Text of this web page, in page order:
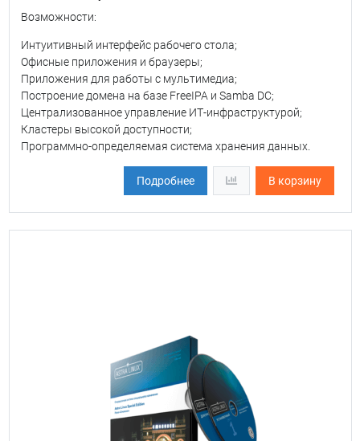
Возможности:
Интуитивный интерфейс рабочего стола;
Офисные приложения и браузеры;
Приложения для работы с мультимедиа;
Построение домена на базе FreeIPA и Samba DC;
Централизованное управление ИТ-инфраструктурой;
Кластеры высокой доступности;
Программно-определяемая система хранения данных.
Подробнее В корзину